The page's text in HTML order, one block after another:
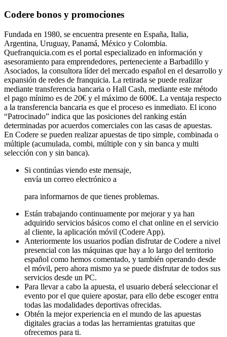
Codere bonos y promociones
Fundada en 1980, se encuentra presente en España, Italia,
Argentina, Uruguay, Panamá, México y Colombia.
Quefranquicia.com es el portal especializado en información y
asesoramiento para emprendedores, perteneciente a Barbadillo y
Asociados, la consultora líder del mercado español en el desarrollo y
expansión de redes de franquicia. La retirada se puede realizar
mediante transferencia bancaria o Hall Cash, mediante este método
el pago mínimo es de 20€ y el máximo de 600€. La ventaja respecto
a la transferencia bancaria es que el proceso es inmediato. El icono
“Patrocinado” indica que las posiciones del ranking están
determinadas por acuerdos comerciales con las casas de apuestas.
En Codere se pueden realizar apuestas de tipo simple, combinada o
múltiple (acumulada, combi, múltiple con y sin banca y multi
selección con y sin banca).
Si continúas viendo este mensaje,
envía un correo electrónico a
para informarnos de que tienes problemas.
Están trabajando continuamente por mejorar y ya han
adquirido servicios básicos como el chat online en el servicio
al cliente, la aplicación móvil (Codere App).
Anteriormente los usuarios podían disfrutar de Codere a nivel
presencial con las máquinas que hay a lo largo del territorio
español como hemos comentado, y también operando desde
el móvil, pero ahora mismo ya se puede disfrutar de todos sus
servicios desde un PC.
Para llevar a cabo la apuesta, el usuario deberá seleccionar el
evento por el que quiere apostar, para ello debe escoger entra
todas las modalidades deportivas ofrecidas.
Obtén la mejor experiencia en el mundo de las apuestas
digitales gracias a todas las herramientas gratuitas que
ofrecemos para ti.